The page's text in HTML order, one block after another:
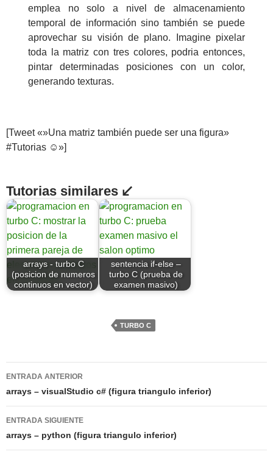
emplea no solo a nivel de almacenamiento
temporal de información sino también se puede
aprovechar su visión de plano. Imagine pixelar
toda la matriz con tres colores, podria entonces,
pintar determinadas posiciones con un color,
generando texturas.
[Tweet «»Una matriz también puede ser una figura»
#Tutorias ☺»]
Tutorias similares ↙
arrays - turbo C
(posicion de numeros
continuos en vector)
sentencia if-else –
turbo C (prueba de
examen masivo)
TURBO C
Navegación
de
entradas
ENTRADA ANTERIOR
arrays – visualStudio c# (figura triangulo inferior)
ENTRADA SIGUIENTE
arrays – python (figura triangulo inferior)